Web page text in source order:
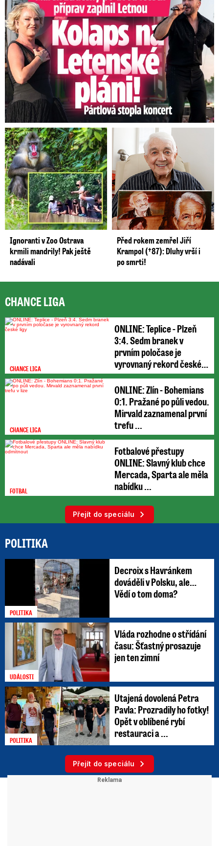
Ignoranti v Zoo Ostrava
krmili mandrily! Pak ještě
nadávali
Před rokem zemřel Jiří
Krampol (†87): Dluhy vrší i
po smrti!
CHANCE LIGA
CHANCE LIGA
ONLINE: Teplice - Plzeň
3:4. Sedm branek v
prvním poločase je
vyrovnaný rekord české
...
CHANCE LIGA
ONLINE: Zlín - Bohemians
0:1. Pražané po půli vedou.
Mirvald zaznamenal první
trefu ...
FOTBAL
Fotbalové přestupy
ONLINE: Slavný klub chce
Mercada, Sparta ale měla
nabídku ...
Přejít do speciálu
POLITIKA
POLITIKA
Decroix s Havránkem
dováděli v Polsku, ale…
Vědí o tom doma?
UDÁLOSTI
Vláda rozhodne o střídání
času: Šťastný prosazuje
jen ten zimní
POLITIKA
Utajená dovolená Petra
Pavla: Prozradily ho fotky!
Opět v oblíbené rybí
restauraci a ...
Přejít do speciálu